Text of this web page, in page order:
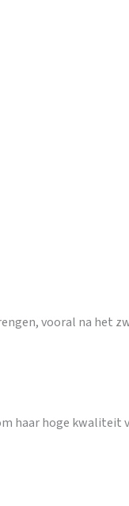
vooral na het
haar hoge kwaliteit